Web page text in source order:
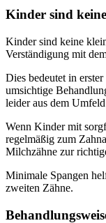
Kinder sind
Kinder sind keine
Verständigung mit
Dies bedeutet in
umsichtige
leider aus dem
Wenn Kinder mit
regelmäßig zum
Milchzähne zur
Minimale Spangen
zweiten Zähne.